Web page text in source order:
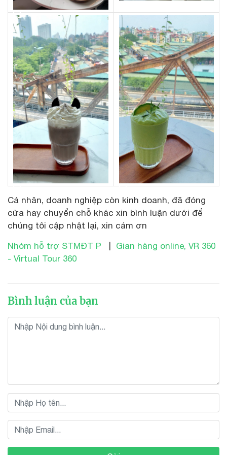
Cá nhân, doanh nghiệp còn kinh doanh, đã đóng
cửa hay chuyển chỗ khác xin bình luận dưới để
chúng tôi cập nhật lại, xin cám ơn
Nhóm hỗ trợ STMĐT P
Gian hàng online, VR 360
- Virtual Tour 360
Bình luận của bạn